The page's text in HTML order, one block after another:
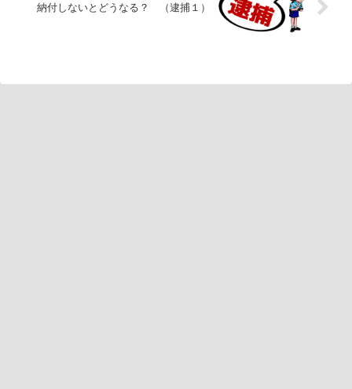
納付しないとどうなる？ （逮捕１）